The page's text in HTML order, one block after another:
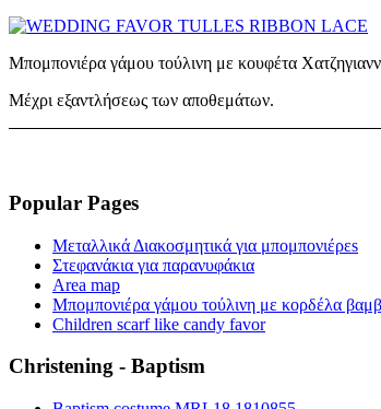
Μπομπονιέρα γάμου τούλινη με κουφέτα
Μέχρι εξαντλήσεως των αποθεμάτων.
Popular Pages
Μεταλλικά Διακοσμητικά για μπομπονιέρεs
Στεφανάκια για παρανυφάκια
Area map
Μπομπονιέρα γάμου τούλινη με κορδέλα
Children scarf like candy favor
Christening - Baptism